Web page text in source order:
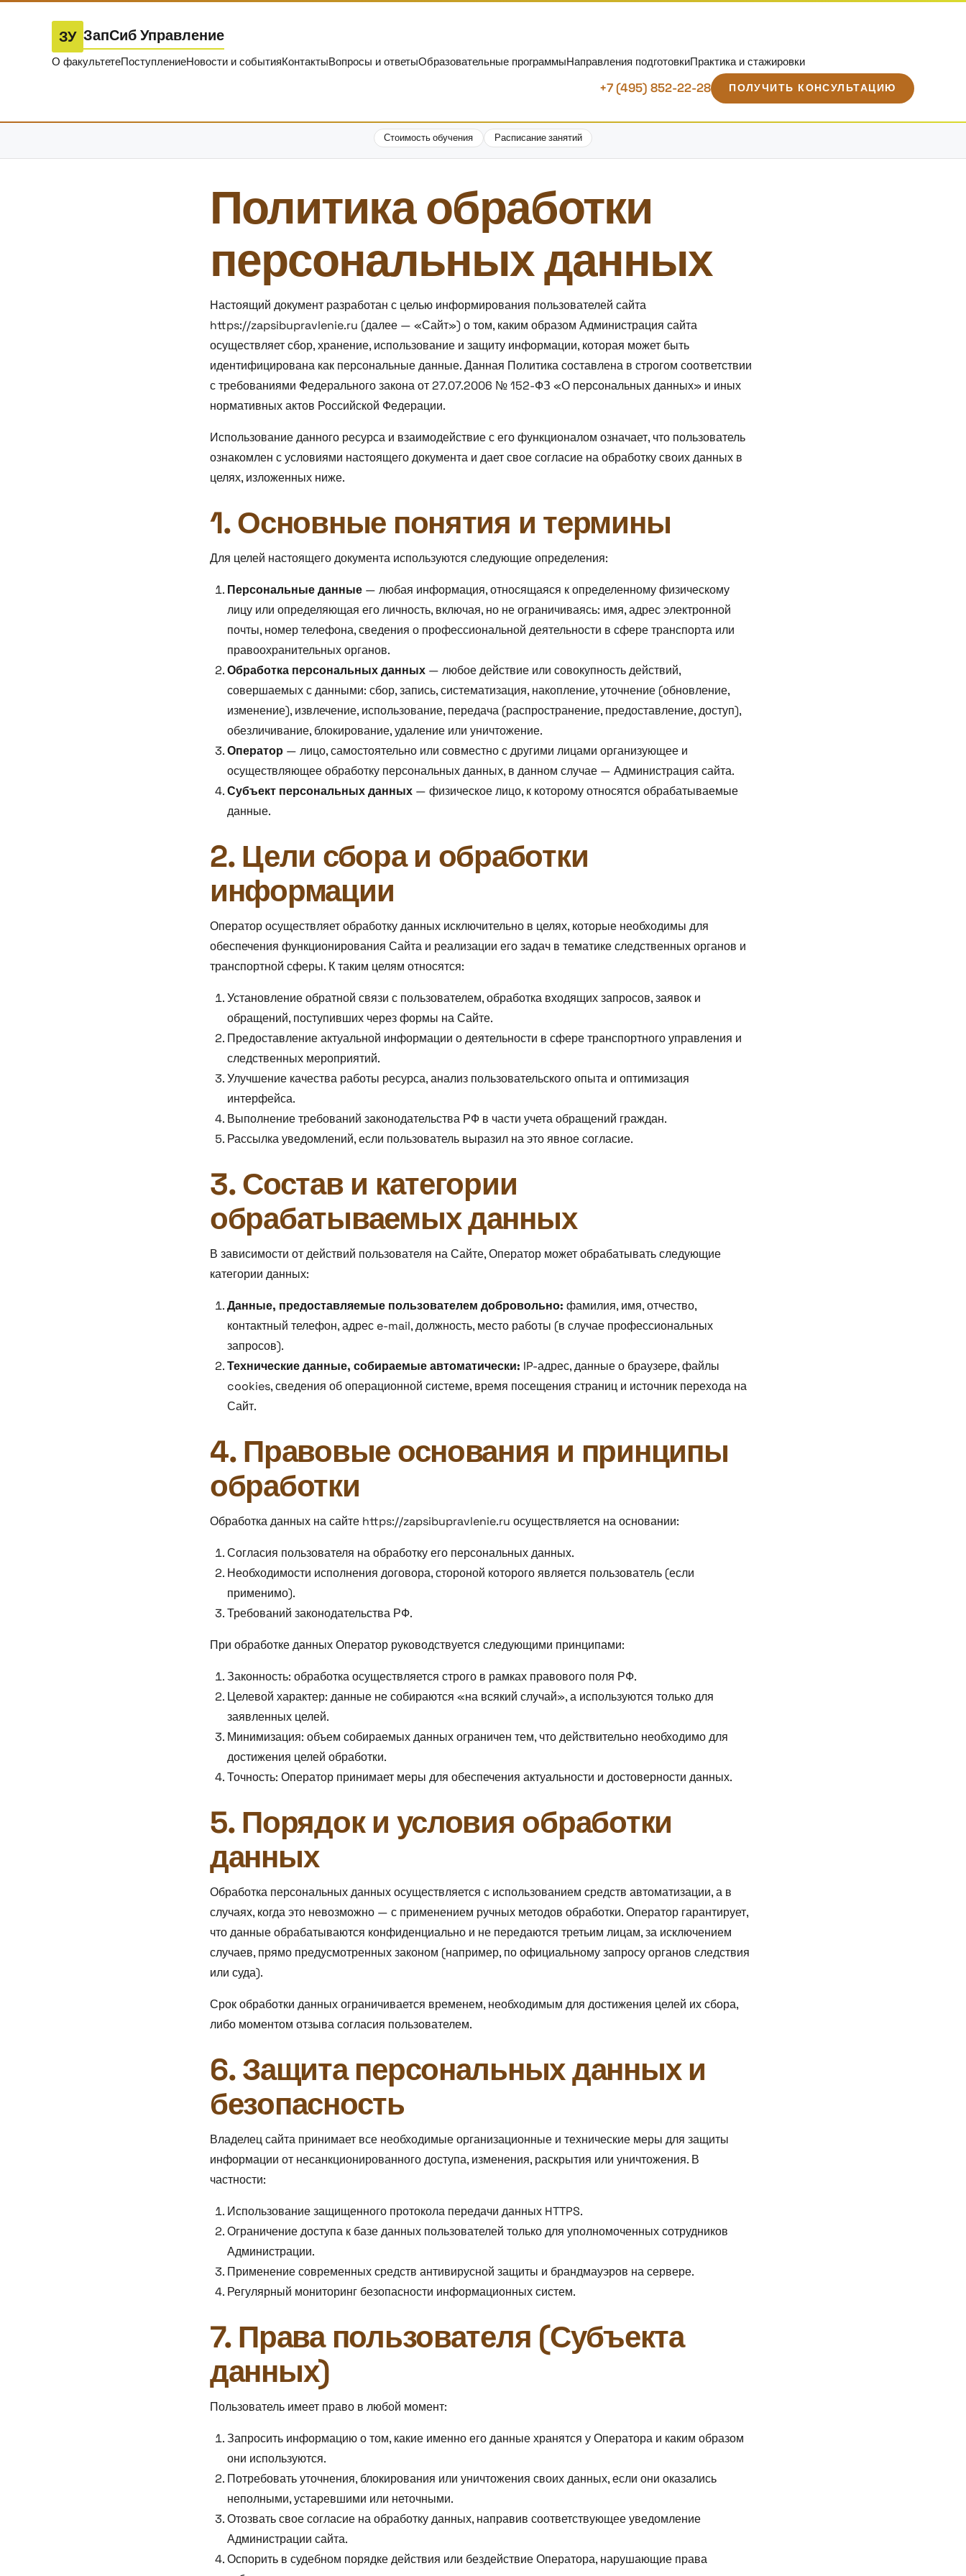
ЗУ ЗапСиб Управление
О факультетеПоступлениеНовости и событияКонтактыВопросы и ответыОбразовательные программыНаправления подготовкиПрактика и стажировки
+7 (495) 852-22-28 ПОЛУЧИТЬ КОНСУЛЬТАЦИЮ
Стоимость обучения Расписание занятий
Политика обработки
персональных данных
Настоящий документ разработан с целью информирования пользователей сайта
https://zapsibupravlenie.ru (далее — «Сайт») о том, каким образом Администрация сайта
осуществляет сбор, хранение, использование и защиту информации, которая может быть
идентифицирована как персональные данные. Данная Политика составлена в строгом соответствии
с требованиями Федерального закона от 27.07.2006 № 152-ФЗ «О персональных данных» и иных
нормативных актов Российской Федерации.
Использование данного ресурса и взаимодействие с его функционалом означает, что пользователь
ознакомлен с условиями настоящего документа и дает свое согласие на обработку своих данных в
целях, изложенных ниже.
1. Основные понятия и термины
Для целей настоящего документа используются следующие определения:
Персональные данные — любая информация, относящаяся к определенному физическому
лицу или определяющая его личность, включая, но не ограничиваясь: имя, адрес электронной
почты, номер телефона, сведения о профессиональной деятельности в сфере транспорта или
правоохранительных органов.
Обработка персональных данных — любое действие или совокупность действий,
совершаемых с данными: сбор, запись, систематизация, накопление, уточнение (обновление,
изменение), извлечение, использование, передача (распространение, предоставление, доступ),
обезличивание, блокирование, удаление или уничтожение.
Оператор — лицо, самостоятельно или совместно с другими лицами организующее и
осуществляющее обработку персональных данных, в данном случае — Администрация сайта.
Субъект персональных данных — физическое лицо, к которому относятся обрабатываемые
данные.
2. Цели сбора и обработки
информации
Оператор осуществляет обработку данных исключительно в целях, которые необходимы для
обеспечения функционирования Сайта и реализации его задач в тематике следственных органов и
транспортной сферы. К таким целям относятся:
Установление обратной связи с пользователем, обработка входящих запросов, заявок и
обращений, поступивших через формы на Сайте.
Предоставление актуальной информации о деятельности в сфере транспортного управления и
следственных мероприятий.
Улучшение качества работы ресурса, анализ пользовательского опыта и оптимизация
интерфейса.
Выполнение требований законодательства РФ в части учета обращений граждан.
Рассылка уведомлений, если пользователь выразил на это явное согласие.
3. Состав и категории
обрабатываемых данных
В зависимости от действий пользователя на Сайте, Оператор может обрабатывать следующие
категории данных:
Данные, предоставляемые пользователем добровольно: фамилия, имя, отчество,
контактный телефон, адрес e-mail, должность, место работы (в случае профессиональных
запросов).
Технические данные, собираемые автоматически: IP-адрес, данные о браузере, файлы
cookies, сведения об операционной системе, время посещения страниц и источник перехода на
Сайт.
4. Правовые основания и принципы
обработки
Обработка данных на сайте https://zapsibupravlenie.ru осуществляется на основании:
Согласия пользователя на обработку его персональных данных.
Необходимости исполнения договора, стороной которого является пользователь (если
применимо).
Требований законодательства РФ.
При обработке данных Оператор руководствуется следующими принципами:
Законность: обработка осуществляется строго в рамках правового поля РФ.
Целевой характер: данные не собираются «на всякий случай», а используются только для
заявленных целей.
Минимизация: объем собираемых данных ограничен тем, что действительно необходимо для
достижения целей обработки.
Точность: Оператор принимает меры для обеспечения актуальности и достоверности данных.
5. Порядок и условия обработки
данных
Обработка персональных данных осуществляется с использованием средств автоматизации, а в
случаях, когда это невозможно — с применением ручных методов обработки. Оператор гарантирует,
что данные обрабатываются конфиденциально и не передаются третьим лицам, за исключением
случаев, прямо предусмотренных законом (например, по официальному запросу органов следствия
или суда).
Срок обработки данных ограничивается временем, необходимым для достижения целей их сбора,
либо моментом отзыва согласия пользователем.
6. Защита персональных данных и
безопасность
Владелец сайта принимает все необходимые организационные и технические меры для защиты
информации от несанкционированного доступа, изменения, раскрытия или уничтожения. В
частности:
Использование защищенного протокола передачи данных HTTPS.
Ограничение доступа к базе данных пользователей только для уполномоченных сотрудников
Администрации.
Применение современных средств антивирусной защиты и брандмауэров на сервере.
Регулярный мониторинг безопасности информационных систем.
7. Права пользователя (Субъекта
данных)
Пользователь имеет право в любой момент:
Запросить информацию о том, какие именно его данные хранятся у Оператора и каким образом
они используются.
Потребовать уточнения, блокирования или уничтожения своих данных, если они оказались
неполными, устаревшими или неточными.
Отозвать свое согласие на обработку данных, направив соответствующее уведомление
Администрации сайта.
Оспорить в судебном порядке действия или бездействие Оператора, нарушающие права